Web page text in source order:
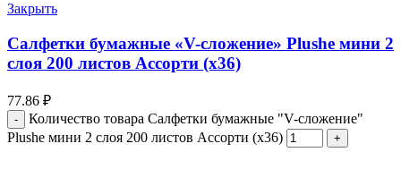
Закрыть
Салфетки бумажные «V-сложение» Plushe мини 2
слоя 200 листов Ассорти (х36)
77.86 ₽
Количество товара Салфетки бумажные "V-сложение"
Plushe мини 2 слоя 200 листов Ассорти (х36)